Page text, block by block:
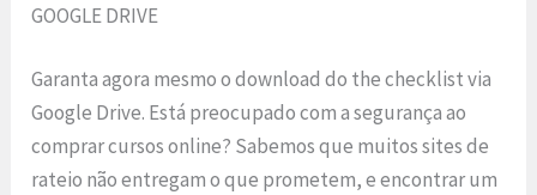
GOOGLE DRIVE
Garanta agora mesmo o download do the checklist via
Google Drive. Está preocupado com a segurança ao
comprar cursos online? Sabemos que muitos sites de
rateio não entregam o que prometem, e encontrar um